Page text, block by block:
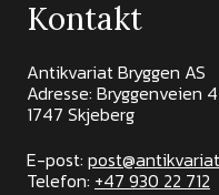
Kontakt
Antikvariat Bryggen AS
Adresse: Bryggenveien
1747 Skjeberg
E-post:
Telefon: +47 930 22 712